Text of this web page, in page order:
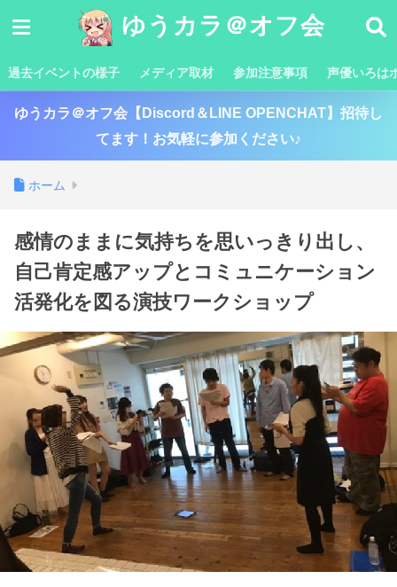
ゆうカラ＠オフ会
過去イベントの様子 メディア取材 参加注意事項 声優いろは
ゆうカラ＠オフ会【Discord＆LINE OPENCHAT】招待し
てます！お気軽に参加ください♪
ホーム
感情のままに気持ちを思いっきり出し、
自己肯定感アップとコミュニケーション
活発化を図る演技ワークショップ